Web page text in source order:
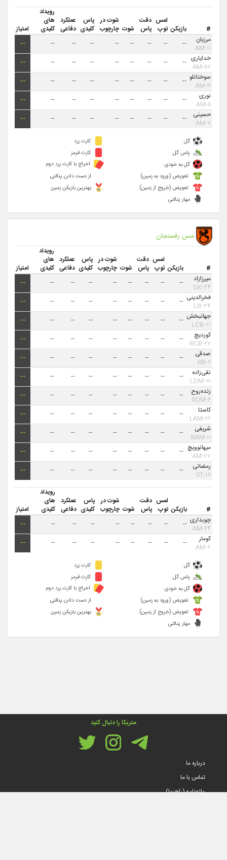
# بازیکن
لمس
توپ
دقت
پاس
شوت
شوت در
چارچوب
پاس
کلیدی
عملکرد
دفاعی
رویداد
های
کلیدی
امتیاز
مرزبان
۱۱-AM
--
--
--
--
--
--
--
--
--
خدایاری
۵۷-AM
--
--
--
--
--
--
--
--
--
سوختانلو
۳-AM
--
--
--
--
--
--
--
--
--
نوری
۵-AM
--
--
--
--
--
--
--
--
--
حسینی
۷-AM
--
--
--
--
--
--
--
--
--
گل
پاس گل
گل به خودی
کارت زرد
کارت قرمز
اخراج با کارت زرد دوم
تعویض (ورود به زمین)
تعویض (خروج از زمین)
مهار پنالتی
از دست دادن پنالتی
بهترین بازیکن زمین
مس رفسنجان
# بازیکن
لمس
توپ
دقت
پاس
شوت
شوت در
چارچوب
پاس
کلیدی
عملکرد
دفاعی
رویداد
های
کلیدی
امتیاز
میرزازاد
۴۴-GK
--
--
--
--
--
--
--
--
--
فخرالدینی
۳۴-LB
--
--
--
--
--
--
--
--
--
جهانبخش
۲۱-LCB
--
--
--
--
--
--
--
--
--
کوردیچ
۲۷-RCB
--
--
--
--
--
--
--
--
--
صدقی
۲-RB
--
--
--
--
--
--
--
--
--
نقی‌زاده
۲۰-LDM
--
--
--
--
--
--
--
--
--
زنده‌روح
۶-RDM
--
--
--
--
--
--
--
--
--
کاستا
۲۲-LAM
--
--
--
--
--
--
--
--
--
شریفی
۱۱-RAM
--
--
--
--
--
--
--
--
--
میهانوویچ
۷۷-AM
--
--
--
--
--
--
--
--
--
رمضانی
۱۸-ST
--
--
--
--
--
--
--
--
--
# بازیکن
لمس
توپ
دقت
پاس
شوت
شوت در
چارچوب
پاس
کلیدی
عملکرد
دفاعی
رویداد
های
کلیدی
امتیاز
چوبداری
۲۴-AM
--
--
--
--
--
--
--
--
--
کومار
۸-AM
--
--
--
--
--
--
--
--
--
گل
پاس گل
گل به خودی
کارت زرد
کارت قرمز
اخراج با کارت زرد دوم
تعویض (ورود به زمین)
تعویض (خروج از زمین)
مهار پنالتی
از دست دادن پنالتی
بهترین بازیکن زمین
متریکا را دنبال کنید
درباره ما
تماس با ما
واژه‌نامه (راهنما)